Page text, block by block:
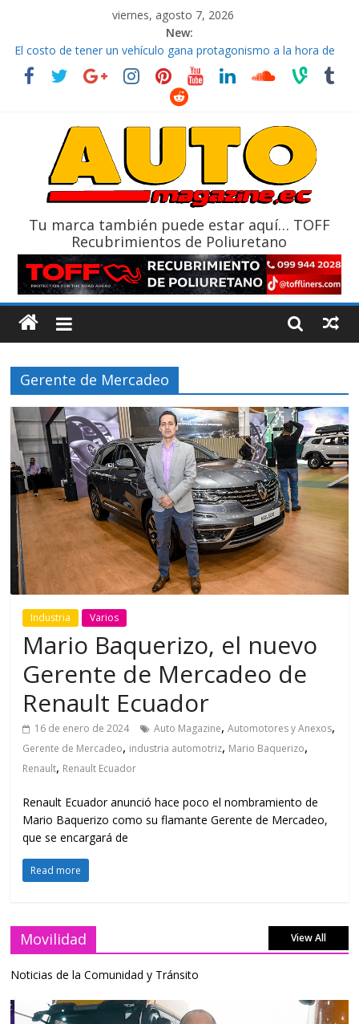
viernes, agosto 7, 2026
New:
El costo de tener un vehículo gana protagonismo a la hora de
decidir
Ultima película ‘Spider‑Man: Brand New Day’ pone en escena a
La Vuelta al Ecuador 2026, edición 47ª, recorre 7 provincias en 8
La FEDAK recibe 12 Sinotruk Bolden para cubrir las rutas de La
Tu marca también puede estar aquí… TOFF
Recubrimientos de Poliuretano
Gerente de Mercadeo
Industria Varios
Mario Baquerizo, el nuevo
Gerente de Mercadeo de
Renault Ecuador
16 de enero de 2024 Auto Magazine,Automotores y Anexos,
Gerente de Mercadeo, industria automotriz, Mario Baquerizo,
Renault, Renault Ecuador
Renault Ecuador anunció hace poco el nombramiento de
Mario Baquerizo como su flamante Gerente de Mercadeo,
que se encargará de
Read more
Movilidad View All
Noticias de la Comunidad y Tránsito